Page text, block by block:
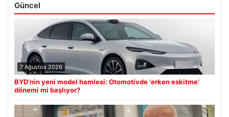
Güncel
7 Ağustos 2026
BYD’nin yeni model hamlesi: Otomotivde ‘erken eskitme’
dönemi mi başlıyor?